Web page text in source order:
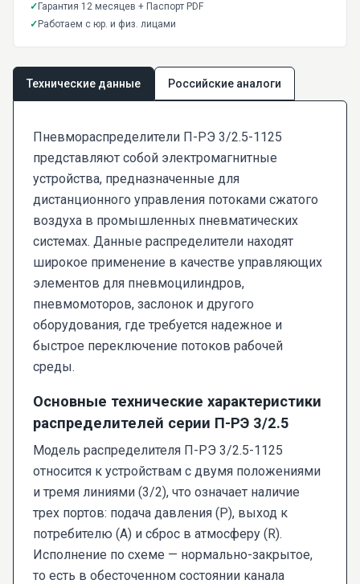
✓ Гарантия 12 месяцев + Паспорт PDF
✓ Работаем с юр. и физ. лицами
Технические данные Российские аналоги
Пневмораспределители П-РЭ 3/2.5-1125
представляют собой электромагнитные
устройства, предназначенные для
дистанционного управления потоками сжатого
воздуха в промышленных пневматических
системах. Данные распределители находят
широкое применение в качестве управляющих
элементов для пневмоцилиндров,
пневмомоторов, заслонок и другого
оборудования, где требуется надежное и
быстрое переключение потоков рабочей
среды.
Основные технические характеристики
распределителей серии П-РЭ 3/2.5
Модель распределителя П-РЭ 3/2.5-1125
относится к устройствам с двумя положениями
и тремя линиями (3/2), что означает наличие
трех портов: подача давления (P), выход к
потребителю (A) и сброс в атмосферу (R).
Исполнение по схеме — нормально-закрытое,
то есть в обесточенном состоянии канала